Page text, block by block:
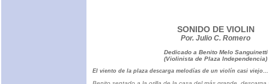
SONIDO DE VIOLIN
Por. Julio C. Romero
Dedicado a Benito Melo Sanguinetti
(Violinista de Plaza Independencia)
El viento de la plaza descarga melodías de un violín casi viejo…